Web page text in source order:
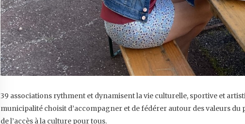
39 associations rythment et dynamisent la vie culturelle, sportive et
municipalité choisit d’accompagner et de fédérer autour des valeurs
de l’accès à la culture pour tous.